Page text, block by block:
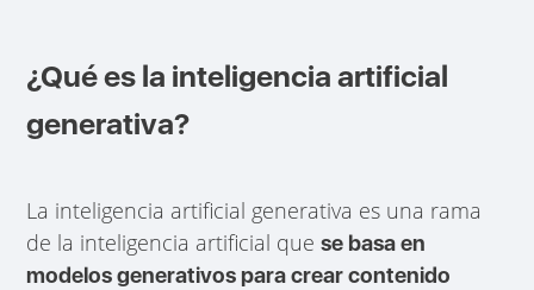
¿Qué es la inteligencia artificial
generativa?
La inteligencia artificial generativa es una rama
de la inteligencia artificial quese basa en
modelos generativos para crear contenido